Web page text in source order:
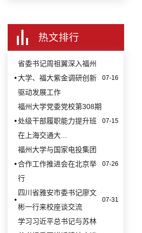
热文排行
•
省委书记周祖翼深入福州
大学、福大紫金调研创新
驱动发展工作
07-16
•
福州大学党委党校第308期
处级干部履职能力提升班
在上海交通大...
07-15
•
福州大学与国家电投集团
合作工作推进会在北京举
行
07-26
•
四川省雅安市委书记廖文
彬一行来校座谈交流
07-31
学习习近平总书记与苏林